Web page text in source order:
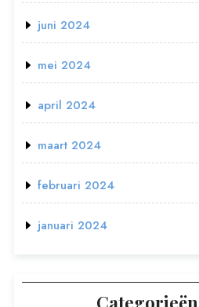
juni 2024
mei 2024
april 2024
maart 2024
februari 2024
januari 2024